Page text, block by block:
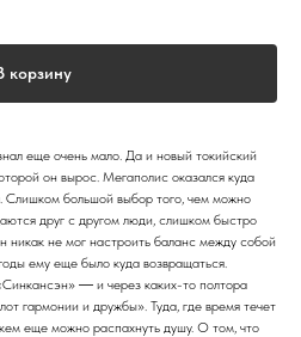
корзину
еще очень мало. Да и новый токийский
он вырос. Мегаполис оказался куда
Слишком большой выбор того, чем можно
друг с другом люди, слишком быстро
никак не мог настроить баланс между собой
ему еще было куда возвращаться.
― и через каких-то полтора
гармонии и дружбы». Туда, где время течет
еще можно распахнуть душу. О том, что